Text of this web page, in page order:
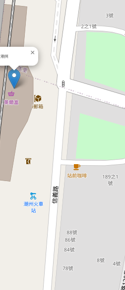
潮州 ×